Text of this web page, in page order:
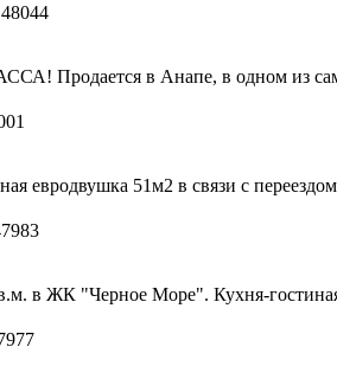
в Анапе, в одном из
евродвушка 51м2 в связи с
в ЖК "Черное Море". Кухня-